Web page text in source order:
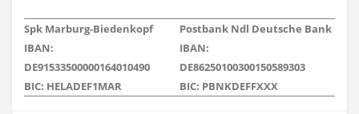
Spk Marburg-Biedenkopf
IBAN:
DE91533500000164010490
BIC: HELADEF1MAR
Postbank Ndl Deutsche Bank
IBAN:
DE86250100300150589303
BIC: PBNKDEFFXXX